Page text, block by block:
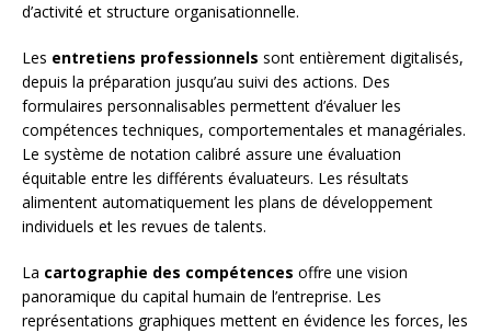
d’activité et structure organisationnelle.
Les entretiens professionnels sont entièrement digitalisés,
depuis la préparation jusqu’au suivi des actions. Des
formulaires personnalisables permettent d’évaluer les
compétences techniques, comportementales et managériales.
Le système de notation calibré assure une évaluation
équitable entre les différents évaluateurs. Les résultats
alimentent automatiquement les plans de développement
individuels et les revues de talents.
La cartographie des compétences offre une vision
panoramique du capital humain de l’entreprise. Les
représentations graphiques mettent en évidence les forces, les